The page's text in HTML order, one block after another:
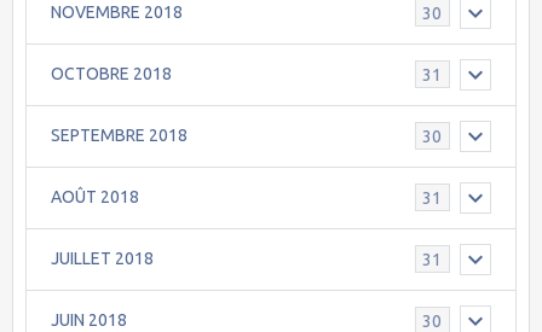
NOVEMBRE 2018 30
OCTOBRE 2018 31
SEPTEMBRE 2018 30
AOÛT 2018 31
JUILLET 2018 31
JUIN 2018 30